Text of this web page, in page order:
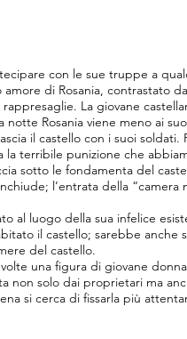
con le sue truppe a
di Rosania, contrastato
La giovane
Rosania viene meno ai
il castello con i suoi
terribile punizione che
sotto le fondamenta del
l’entrata della “camera
al luogo della sua infelice
il castello; sarebbe anche
del castello.
una figura di giovane
non solo dai proprietari ma
si cerca di fissarla più